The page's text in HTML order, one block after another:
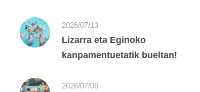
2026/07/13
Lizarra eta Eginoko
kanpamentuetatik bueltan!
2026/07/06